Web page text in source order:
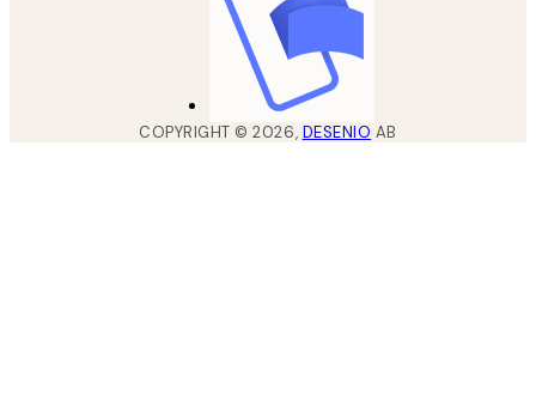
COPYRIGHT ©2026, DESENIO AB